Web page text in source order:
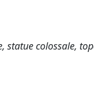
statue colossale,